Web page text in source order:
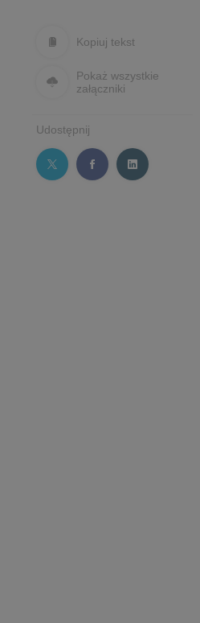
Kopiuj tekst
Pokaż wszystkie
załączniki
Udostępnij